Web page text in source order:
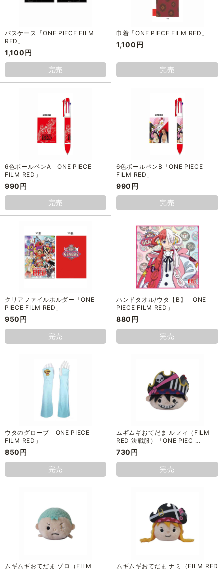
パスケース「ONE PIECE FILM
RED」
1,100円
完売
巾着「ONE PIECE FILM RED」
1,100円
完売
6色ボールペンA「ONE PIECE
FILM RED」
990円
完売
6色ボールペンB「ONE PIECE
FILM RED」
990円
完売
クリアファイルホルダー「ONE
PIECE FILM RED」
950円
完売
ハンドタオル/ウタ【B】「ONE
PIECE FILM RED」
880円
完売
ウタのグローブ「ONE PIECE
FILM RED」
850円
完売
ムギムギおてだま ルフィ（FILM
RED 決戦服）「ONE PIEC …
730円
完売
ムギムギおてだま ゾロ（FILM ムギムギおてだま ナミ（FILM RED